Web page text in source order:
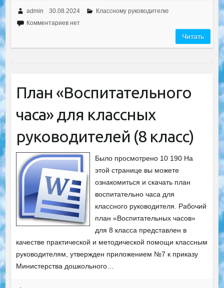
admin 30.08.2024
Классному руководителю
Комментариев нет
Читать
План «Воспитательного
часа» для классных
руководителей (8 класс)
Было просмотрено 10 190 На
этой странице вы можете
ознакомиться и скачать план
воспитательно часа для
классного руководителя. Рабочий
план «Воспитательных часов»
для 8 класса представлен в
качестве практической и методической помощи классным
руководителям, утвержден приложением №7 к приказу
Министерства дошкольного…